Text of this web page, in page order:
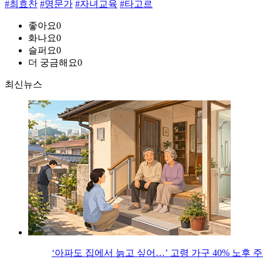
#최효찬 #명문가 #자녀교육 #타고르
좋아요0
화나요0
슬퍼요0
더 궁금해요0
최신뉴스
‘아파도 집에서 늙고 싶어…’ 고령 가구 40% 노후